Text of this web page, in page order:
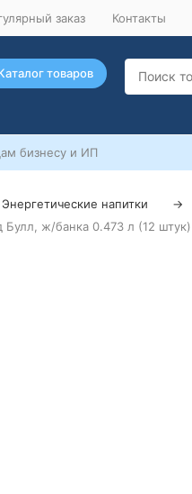
заказ Контакты
товаров
бизнесу и ИП
Энергетические напитки
Булл, ж/банка 0.473 л (12 штук)